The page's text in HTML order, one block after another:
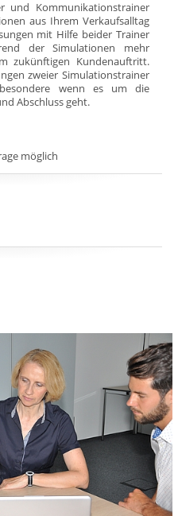
und Kommunikationstrainer
aus Ihrem Verkaufsalltag
mit Hilfe beider Trainer
der Simulationen mehr
zukünftigen Kundenauftritt.
zweier Simulationstrainer
wenn es um die
Abschluss geht.
möglich